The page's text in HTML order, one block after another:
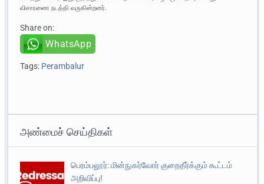
விசாரணை நடத்தி வருகின்றனர்.
Share on:
WhatsApp
Tags: Perambalur
அண்மைச் செய்திகள்
பெரம்பலூர்: மின்நுகர்வோர் குறைதீர்க்கும் கூட்டம்
அறிவிப்பு!